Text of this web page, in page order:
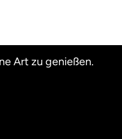
Art zu genießen.